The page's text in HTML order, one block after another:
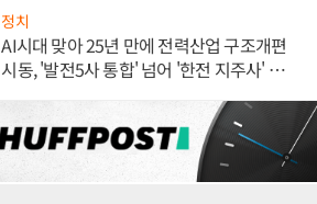
정치
AI시대 맞아 25년 만에 전력산업 구조개편
시동, '발전5사 통합' 넘어 '한전 지주사' 재편